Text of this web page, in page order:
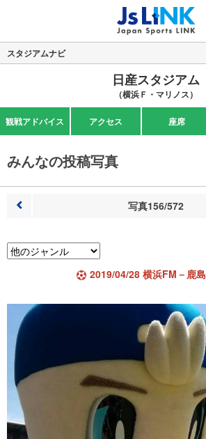
スタジアムナビ
日産スタジアム
（横浜Ｆ・マリノス）
観戦アドバイス アクセス 座席
みんなの投稿写真
写真156/572
2019/04/28 横浜FM－鹿島